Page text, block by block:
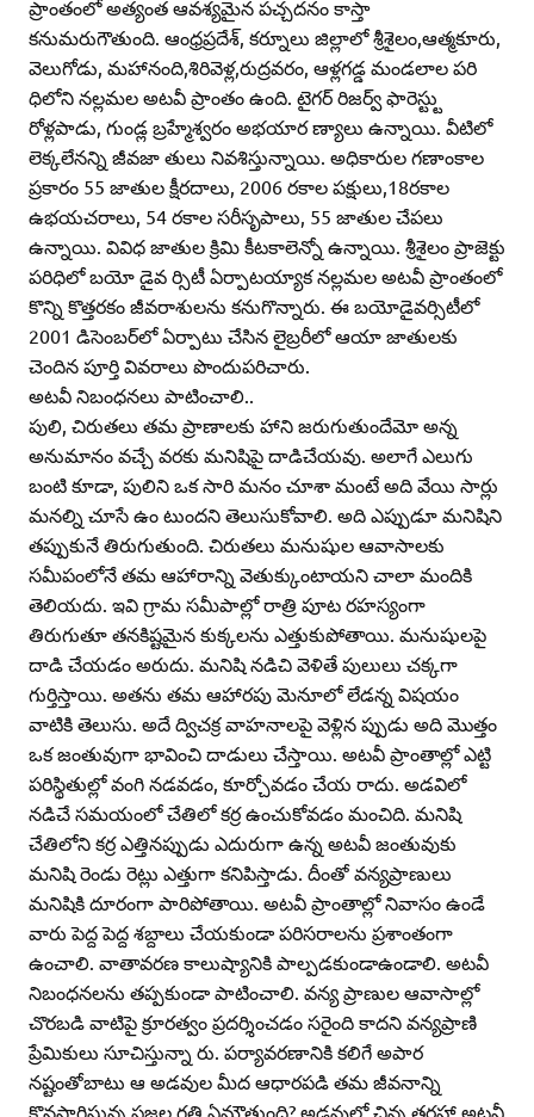
ప్రాంతంలో అత్యంత ఆవశ్యమైన పచ్చదనం కాస్తా
కనుమరుగౌతుంది. ఆంధ్రప్రదేశ్‌, కర్నూలు జిల్లాలో శ్రీశైలం,ఆత్మకూరు,
వెలుగోడు, మహానంది,శిరివెళ్ల,రుద్రవరం, ఆళ్లగడ్డ మండలాల పరి
ధిలోని నల్లమల అటవీ ప్రాంతం ఉంది. టైగర్‌ రిజర్వ్‌ ఫారెస్ట్టు
రోళ్లపాడు, గుండ్ల బ్రహ్మేశ్వరం అభయార ణ్యాలు ఉన్నాయి. వీటిలో
లెక్కలేనన్ని జీవజా తులు నివశిస్తున్నాయి. అధికారుల గణాంకాల
ప్రకారం 55 జాతుల క్షీరదాలు, 2006 రకాల పక్షులు,18రకాల
ఉభయచరాలు, 54 రకాల సరీసృపాలు, 55 జాతుల చేపలు
ఉన్నాయి. వివిధ జాతుల క్రిమి కీటకాలెన్నో ఉన్నాయి. శ్రీశైలం ప్రాజెక్టు
పరిధిలో బయో డైవ ర్సిటీ ఏర్పాటయ్యాక నల్లమల అటవీ ప్రాంతంలో
కొన్ని కొత్తరకం జీవరాశులను కనుగొన్నారు. ఈ బయోడైవర్సిటీలో
2001 డిసెంబర్‌లో ఏర్పాటు చేసిన లైబ్రరీలో ఆయా జాతులకు
చెందిన పూర్తి వివరాలు పొందుపరిచారు.
అటవీ నిబంధనలు పాటించాలి..
పులి, చిరుతలు తమ ప్రాణాలకు హాని జరుగుతుందేమో అన్న
అనుమానం వచ్చే వరకు మనిషిపై దాడిచేయవు. అలాగే ఎలుగు
బంటి కూడా, పులిని ఒక సారి మనం చూశా మంటే అది వేయి సార్లు
మనల్ని చూసే ఉం టుందని తెలుసుకోవాలి. అది ఎప్పుడూ మనిషిని
తప్పుకునే తిరుగుతుంది. చిరుతలు మనుషుల ఆవాసాలకు
సమీపంలోనే తమ ఆహారాన్ని వెతుక్కుంటాయని చాలా మందికి
తెలియదు. ఇవి గ్రామ సమీపాల్లో రాత్రి పూట రహస్యంగా
తిరుగుతూ తనకిష్టమైన కుక్కలను ఎత్తుకుపోతాయి. మనుషులపై
దాడి చేయడం అరుదు. మనిషి నడిచి వెళితే పులులు చక్కగా
గుర్తిస్తాయి. అతను తమ ఆహారపు మెనూలో లేడన్న విషయం
వాటికి తెలుసు. అదే ద్విచక్ర వాహనాలపై వెళ్లిన ప్పుడు అది మొత్తం
ఒక జంతువుగా భావించి దాడులు చేస్తాయి. అటవీ ప్రాంతాల్లో ఎట్టి
పరిస్థితుల్లో వంగి నడవడం, కూర్చోవడం చేయ రాదు. అడవిలో
నడిచే సమయంలో చేతిలో కర్ర ఉంచుకోవడం మంచిది. మనిషి
చేతిలోని కర్ర ఎత్తినప్పుడు ఎదురుగా ఉన్న అటవీ జంతువుకు
మనిషి రెండు రెట్లు ఎత్తుగా కనిపిస్తాడు. దీంతో వన్యప్రాణులు
మనిషికి దూరంగా పారిపోతాయి. అటవీ ప్రాంతాల్లో నివాసం ఉండే
వారు పెద్ద పెద్ద శబ్దాలు చేయకుండా పరిసరాలను ప్రశాంతంగా
ఉంచాలి. వాతావరణ కాలుష్యానికి పాల్పడకుండాఉండాలి. అటవీ
నిబంధనలను తప్పకుండా పాటించాలి. వన్య ప్రాణుల ఆవాసాల్లో
చొరబడి వాటిపై క్రూరత్వం ప్రదర్శించడం సరైంది కాదని వన్యప్రాణి
ప్రేమికులు సూచిస్తున్నా రు. పర్యావరణానికి కలిగే అపార
నష్టంతోబాటు ఆ అడవుల మీద ఆధారపడి తమ జీవనాన్ని
కొనసాగిస్తున్న ప్రజల గతి ఏమౌతుంది? అడవుల్లో చిన్న తరహా అటవీ